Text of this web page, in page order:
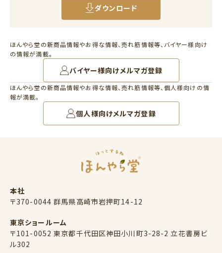
ダウンロード
ほんやら堂の新商品情報やお得な情報、売れ筋情報等、バイヤー様向け
の情報が満載。
バイヤー様向けメルマガ登録
ほんやら堂の新商品情報やお得な情報、売れ筋情報等、個人様向けの情
報が満載。
個人様向けメルマガ登録
本社
〒370-0044 群馬県高崎市岩押町14-12
東京ショールーム
〒101-0052 東京都千代田区神田小川町3-28-2 立花書房ビ
ル302